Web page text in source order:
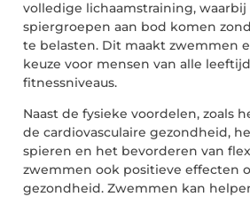
volledige lichaamstraining,
spiergroepen aan bod komen
te belasten. Dit maakt zwemmen
keuze voor mensen van alle
fitnessniveaus.
Naast de fysieke voordelen, zoals
de cardiovasculaire gezondheid,
spieren en het bevorderen van
zwemmen ook positieve effecten
gezondheid. Zwemmen kan